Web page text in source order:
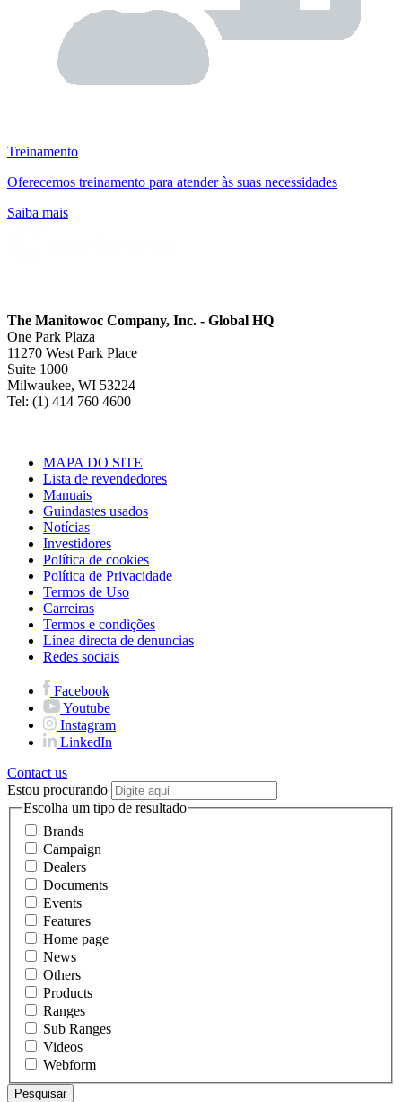
Treinamento
Oferecemos treinamento para atender às suas necessidades
Saiba mais
The Manitowoc Company, Inc. - Global HQ
One Park Plaza
11270 West Park Place
Suite 1000
Milwaukee, WI 53224
Tel: (1) 414 760 4600
MAPA DO SITE
Lista de revendedores
Manuais
Guindastes usados
Notícias
Investidores
Política de cookies
Política de Privacidade
Termos de Uso
Carreiras
Termos e condições
Línea directa de denuncias
Redes sociais
Facebook
Youtube
Instagram
LinkedIn
Contact us
Estou procurando
Escolha um tipo de resultado
Brands
Campaign
Dealers
Documents
Events
Features
Home page
News
Others
Products
Ranges
Sub Ranges
Videos
Webform